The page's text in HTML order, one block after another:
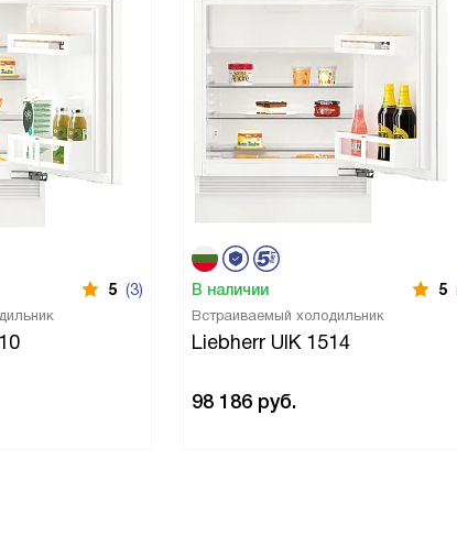
5 (3) В наличии 5
Встраиваемый холодильник
Liebherr UIK 1514
98 186 руб.